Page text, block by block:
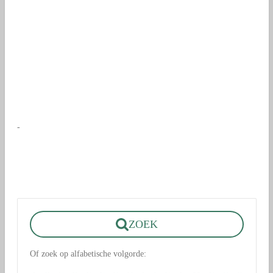
-
ZOEK
Of zoek op alfabetische volgorde: